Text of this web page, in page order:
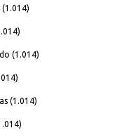
(1.014)
(1.014)
(1.014)